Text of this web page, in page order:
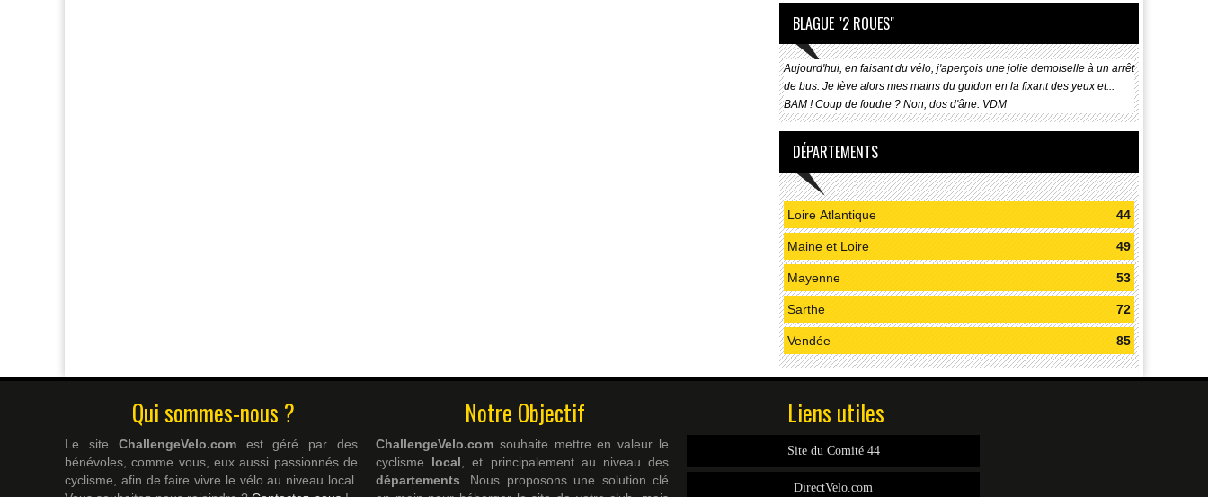
BLAGUE "2 ROUES"
Aujourd'hui, en faisant du vélo, j'aperçois une jolie demoiselle à un arrêt
de bus. Je lève alors mes mains du guidon en la fixant des yeux et...
BAM ! Coup de foudre ? Non, dos d'âne. VDM
DÉPARTEMENTS
Loire Atlantique 44
Maine et Loire 49
Mayenne 53
Sarthe 72
Vendée 85
Qui sommes-nous ?
Le site ChallengeVelo.comest géré par des
bénévoles, comme vous, eux aussi passionnés de
cyclisme, afin de faire vivre le vélo au niveau local.
Notre Objectif
ChallengeVelo.com souhaite mettre en valeur le
cyclisme local, et principalement au niveau des
départements. Nous proposons une solution clé
Liens utiles
Site du Comité 44
DirectVelo.com